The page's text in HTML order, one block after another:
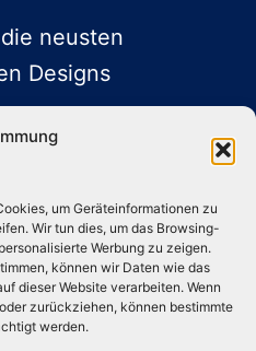
um Geräteinformationen zu
Wir tun dies, um das Browsing-
Werbung zu zeigen.
können wir Daten wie das
dieser Website verarbeiten. Wenn
zurückziehen, können bestimmte
werden.
neusten
Designs